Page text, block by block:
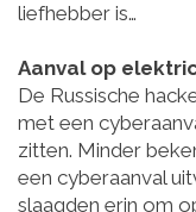
liefhebber is…
Aanval op
De Russische
met een
zitten. Minder
een cyberaanval
slaagden erin om